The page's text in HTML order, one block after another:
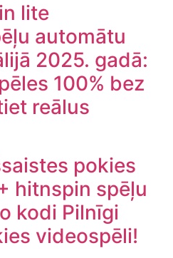
lite
automātu
2025. gadā:
100% bez
reālus
pokies
hitnspin spēļu
kodi Pilnīgi
videospēli!